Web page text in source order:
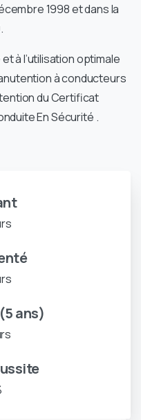
1998 et dans la
.
à l’utilisation optimale
à conducteurs
du Certificat
En Sécurité .
ans)